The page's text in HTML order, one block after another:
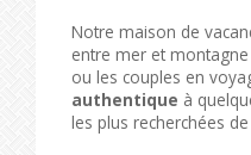
Notre maison de
entre mer et
ou les couples en
authentique à
les plus recherchées de